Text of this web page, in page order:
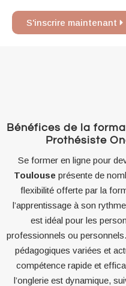
S'inscrire maintenant
Bénéfices de la
Prothésiste
Se former en ligne pour
Toulouse présente de
flexibilité offerte par la
l’apprentissage à son
est idéal pour les
professionnels ou
pédagogiques variées et
compétence rapide et
l’onglerie est dynamique,